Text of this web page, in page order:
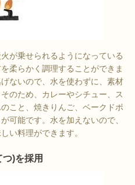
が乗せられるようになっている
柔らかく調理することができま
ないので、水を使わずに、素材
のため、カレーやシチュー、ス
こと、焼きりんご、ベークドポ
可能です。水を加えないので、
い料理ができます。
)を採用